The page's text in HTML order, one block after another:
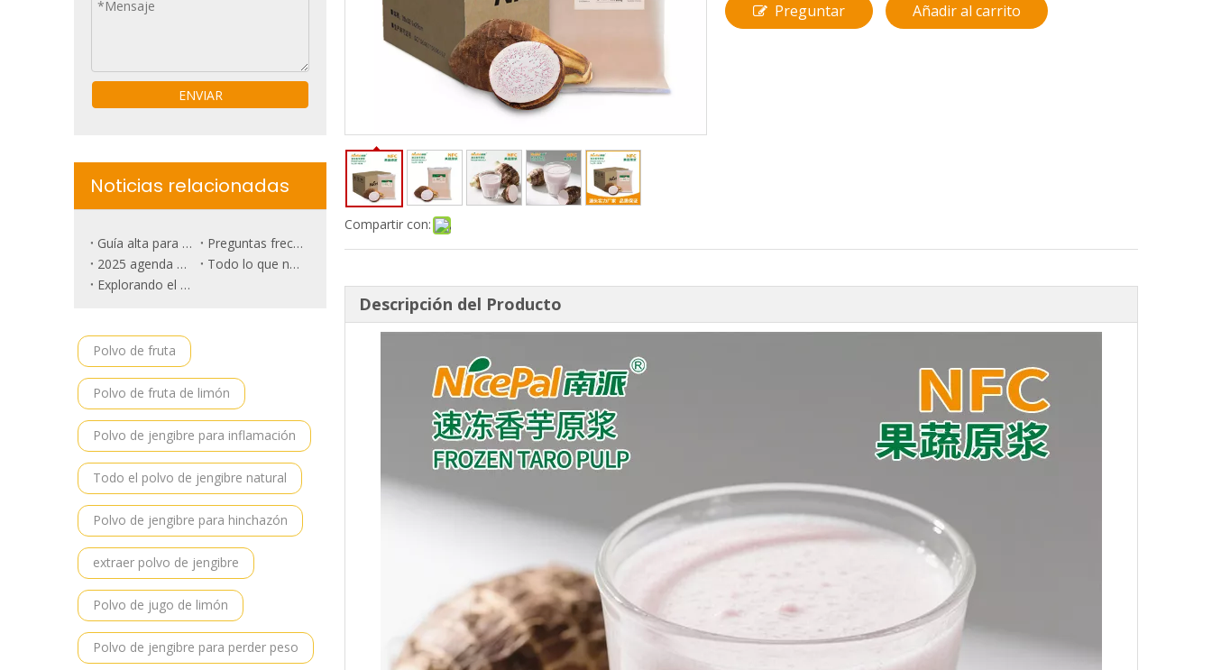
ENVIAR
Noticias relacionadas
Guía alta para 6 tipos de naranjas de mandarina.
Preguntas frecuentes sobre el polvo de coco! Todo lo que tienes curiosidad es aquí.
2025 agenda de exposición de alimentos
Todo lo que necesitas saber sobre la ciruela de poda.
Explorando el surgimiento del mercado de frutas de lujo: ¿es la piña rosa el futuro?
Polvo de fruta
Polvo de fruta de limón
Polvo de jengibre para inflamación
Todo el polvo de jengibre natural
Polvo de jengibre para hinchazón
extraer polvo de jengibre
Polvo de jugo de limón
Polvo de jengibre para perder peso
Compartir con:
Preguntar Añadir al carrito
Descripción del Producto